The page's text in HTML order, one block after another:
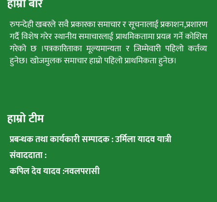
रुपन्देही खबरले सवै प्रकारका समाचार र सूचनालाई प्रकाशन,प्रशारण
गर्दै विशेष गरेर स्थानीय समाचारलाई प्राथमिकतामा प्रयत्न गर्ने कोशिस
गरेको छ ।पत्रकारिताका मूल्यमान्यता र जिम्मेवारी पहिलो कर्तव्य
हुनेछ। खोजमुलक समाचार हाम्रो पहिलो प्राथमिकता हुनेछ।
हाम्रो टीम
प्रबन्धक तथा कार्यकारी सम्पादक : उर्मिला यादव यात्री
संवाददाता :
कपिल देव यादव :नवलपरासी